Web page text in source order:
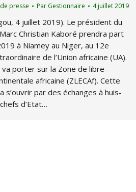
presse Par Gestionnaire 4 juillet 2019
4 juillet 2019). Le président du
Christian Kaboré prendra part
à Niamey au Niger, au 12e
de l’Union africaine (UA).
porter sur la Zone de libre-
africaine (ZLECAf). Cette
s’ouvrir par des échanges à huis-
d’Etat…